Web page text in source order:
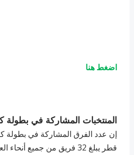
اضغط هنا
المنتخبات المشاركة في بطولة
إن عدد الفرق المشاركة في بطولة
قطر يبلغ 32 فريق من جميع